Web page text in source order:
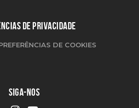
DE PRIVACIDADE
DE COOKIES
SIGA-NOS